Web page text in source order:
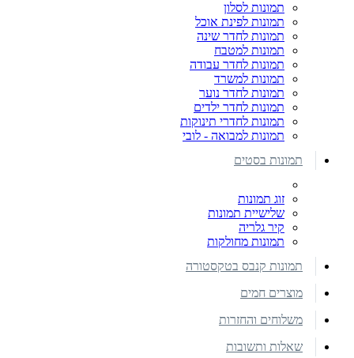
תמונות לסלון
תמונות לפינת אוכל
תמונות לחדר שינה
תמונות למטבח
תמונות לחדר עבודה
תמונות למשרד
תמונות לחדר נוער
תמונות לחדר ילדים
תמונות לחדרי תינוקות
תמונות למבואה - לובי
תמונות בסטים
זוג תמונות
שלישיית תמונות
קיר גלריה
תמונות מחולקות
תמונות קנבס בטקסטורה
מוצרים חמים
משלוחים והחזרות
שאלות ותשובות